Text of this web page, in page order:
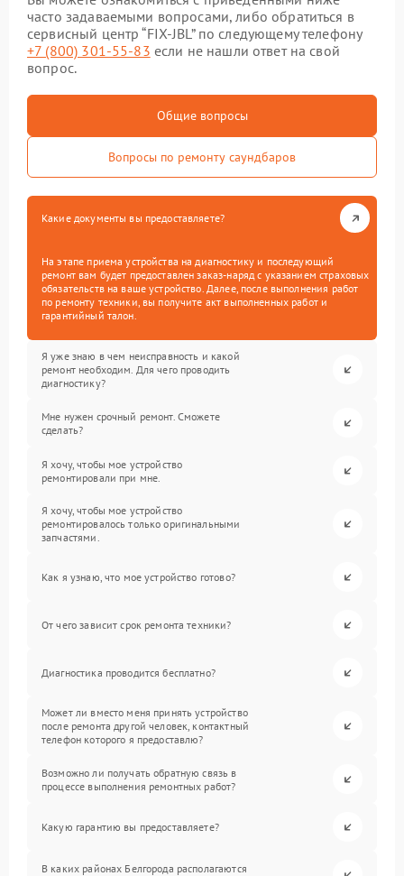
часто задаваемыми вопросами, либо обратиться в
сервисный центр “FIX-JBL” по следующему телефону
+7 (800) 301-55-83 если не нашли ответ на свой
вопрос.
Общие вопросы
Вопросы по ремонту саундбаров
Какие документы вы предоставляете?
На этапе приема устройства на диагностику и последующий
ремонт вам будет предоставлен заказ-наряд с указанием страховых
обязательств на ваше устройство. Далее, после выполнения работ
по ремонту техники, вы получите акт выполненных работ и
гарантийный талон.
Я уже знаю в чем неисправность и какой
ремонт необходим. Для чего проводить
диагностику?
Мне нужен срочный ремонт. Сможете
сделать?
Я хочу, чтобы мое устройство
ремонтировали при мне.
Я хочу, чтобы мое устройство
ремонтировалось только оригинальными
запчастями.
Как я узнаю, что мое устройство готово?
От чего зависит срок ремонта техники?
Диагностика проводится бесплатно?
Может ли вместо меня принять устройство
после ремонта другой человек, контактный
телефон которого я предоставлю?
Возможно ли получать обратную связь в
процессе выполнения ремонтных работ?
Какую гарантию вы предоставляете?
В каких районах Белгорода располагаются